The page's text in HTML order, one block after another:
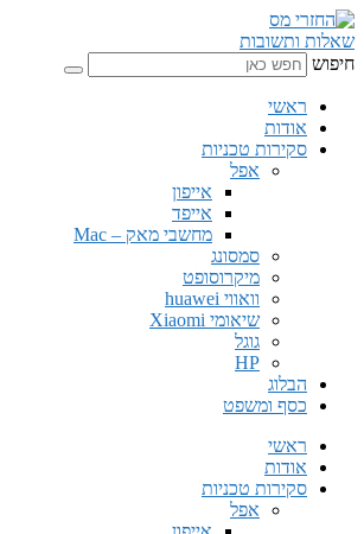
שאלות ותשובות
חיפוש
ראשי
אודות
סקירות טכניות
אפל
אייפון
אייפד
מחשבי מאק – Mac
סמסונג
מיקרוסופט
וואווי huawei
שיאומי Xiaomi
גוגל
HP
הבלוג
כסף ומשפט
ראשי
אודות
סקירות טכניות
אפל